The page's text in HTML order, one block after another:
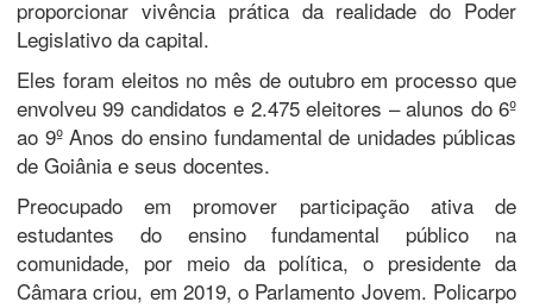
proporcionar vivência prática da realidade do Poder
Legislativo da capital.
Eles foram eleitos no mês de outubro em processo que
envolveu 99 candidatos e 2.475 eleitores – alunos do 6º
ao 9º Anos do ensino fundamental de unidades públicas
de Goiânia e seus docentes.
Preocupado em promover participação ativa de
estudantes do ensino fundamental público na
comunidade, por meio da política, o presidente da
Câmara criou, em 2019, o Parlamento Jovem. Policarpo